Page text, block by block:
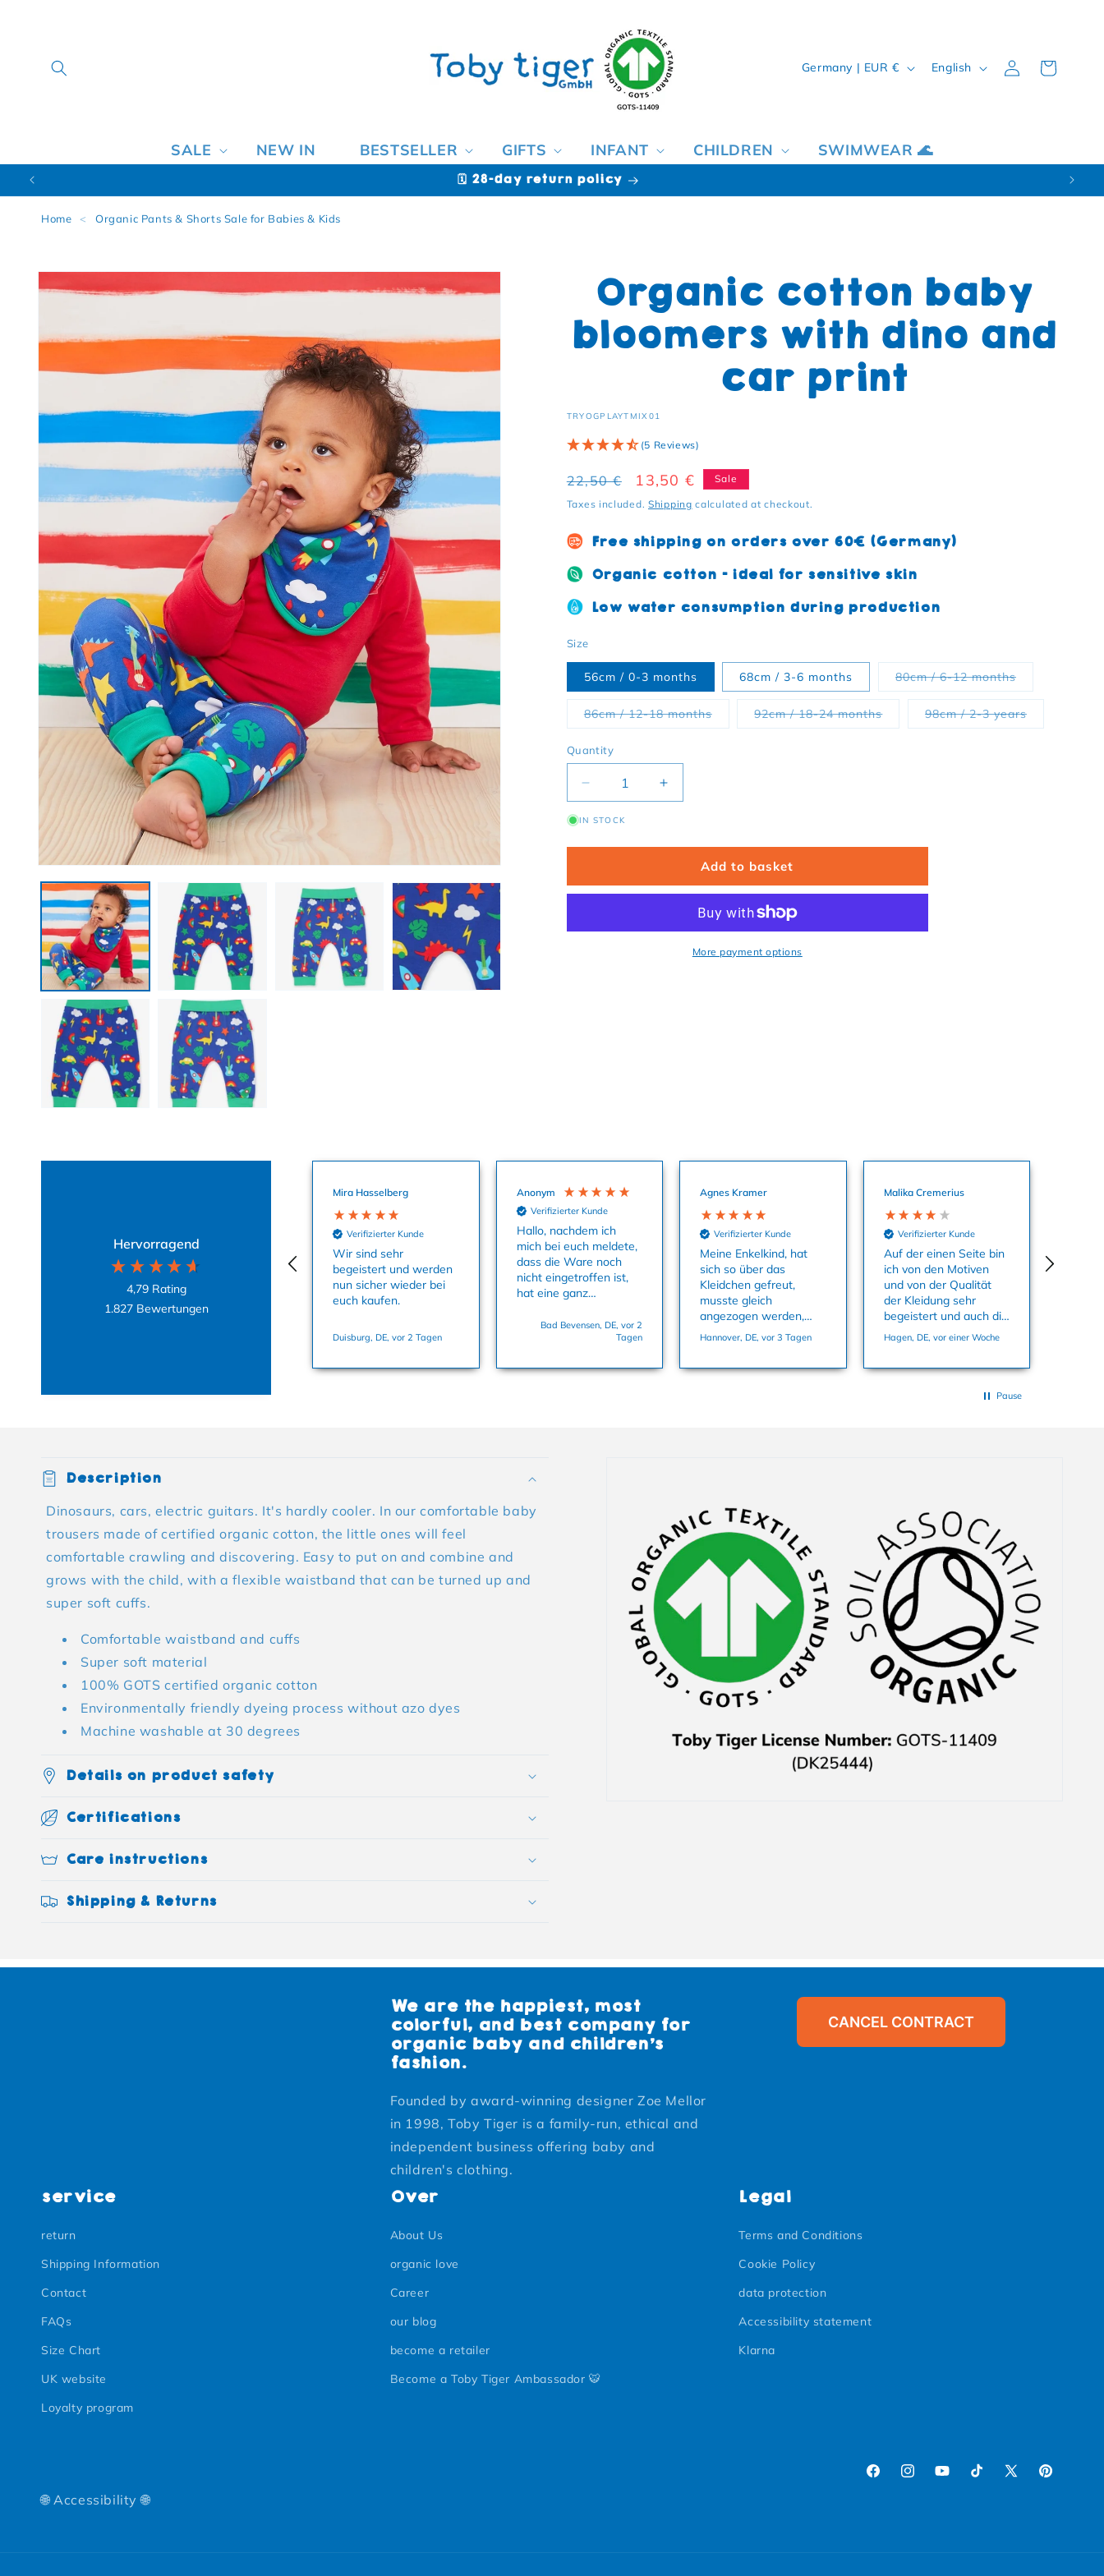
SALE NEW IN BESTSELLER GIFTS INFANT CHILDREN SWIMWEAR 🌊
Country/region
Germany | EUR € Language
English Log in Cart
🗓️ 28-day return policy
Home < Organic Pants & Shorts Sale for Babies & Kids
Organic cotton baby
bloomers with dino and
car print
SKU:
TRYOGPLAYTMIX01
(5 Reviews)
Regular price
22,50 € Sale price
13,50 € Sale
Taxes included. Shipping calculated at checkout.
Free shipping on orders over 60€ (Germany)
Organic cotton - ideal for sensitive skin
Low water consumption during production
Size
56cm / 0-3 months 68cm / 3-6 months 80cm / 6-12 monthsVariant sold
86cm / 12-18 monthsVariant sold out or unavailable
92cm / 18-24 monthsVariant sold out or unavailable
98cm / 2-3 yearsVariant sold
Quantity
Decrease quantity for Organic cotton baby bloomers with dino and car print
Increase quantity for Organic cotton baby bloomers with dino and
IN STOCK
Add to basket
More payment options
Hervorragend
4,79 Rating
1.827 Bewertungen
Mira Hasselberg
Verifizierter Kunde
Wir sind sehr
begeistert und werden
nun sicher wieder bei
euch kaufen.
Duisburg, DE, vor 2 Tagen
Anonym
Verifizierter Kunde
Hallo, nachdem ich
mich bei euch meldete,
dass die Ware noch
nicht eingetroffen ist,
hat eine ganz
uns sofort die
Babysachen zukommen
nochmals dafür. Viele
Bad Bevensen, DE, vor 2
Tagen
Agnes Kramer
Verifizierter Kunde
Meine Enkelkind, hat
sich so über das
Kleidchen gefreut,
musste gleich
angezogen werden,
dass Material ist super
und es passt in der
Hannover, DE, vor 3 Tagen
Malika Cremerius
Verifizierter Kunde
Auf der einen Seite bin
ich von den Motiven
und von der Qualität
der Kleidung sehr
begeistert und auch die
Farben sind echt toll.
Auf der anderen Seite
geärgert dass ich
Sachen kaufen konnte
weswegen ich mich
überhaupt für den Kauf
entschieden hatte. Der
Kundenservice hat mir
das zwar 1-2 Tage
danach direkt sehe
freundlich per E-Mail
mitgeteilt und auch
nachher den Preis
wieder erstattet aber
habe mich trotzdem
geärgert.
Hagen, DE, vor einer Woche
Pause
Collapsible content
Description
Dinosaurs, cars, electric guitars. It's hardly cooler. In our comfortable baby
trousers made of certified organic cotton, the little ones will feel
comfortable crawling and discovering. Easy to put on and combine and
grows with the child, with a flexible waistband that can be turned up and
super soft cuffs.
Comfortable waistband and cuffs
Super soft material
100% GOTS certified organic cotton
Environmentally friendly dyeing process without azo dyes
Machine washable at 30 degrees
Details on product safety
Certifications
Care instructions
Shipping & Returns
We are the happiest, most
colorful, and best company for
organic baby and children's
fashion.
Founded by award-winning designer Zoe Mellor
in 1998, Toby Tiger is a family-run, ethical and
independent business offering baby and
children's clothing.
CANCEL CONTRACT
service
return
Shipping Information
Contact
FAQs
Size Chart
UK website
Loyalty program
Over
About Us
organic love
Career
our blog
become a retailer
Become a Toby Tiger Ambassador 🐯
Legal
Terms and Conditions
Cookie Policy
data protection
Accessibility statement
Klarna
FacebookInstagram
YouTubeTikTokX (Twitter)
Pinterest
🌐 Accessibility 🌐